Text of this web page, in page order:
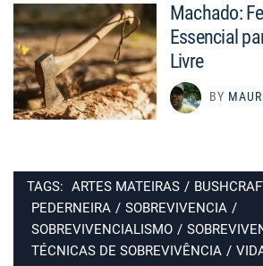
Machado:
Essencial
Livre
BY
TAGS: ARTES MATEIRAS /
PEDERNEIRA / SOBREVIVENCIA /
SOBREVIVENCIALISMO /
TÉCNICAS DE SOBREVIVÊNCIA /